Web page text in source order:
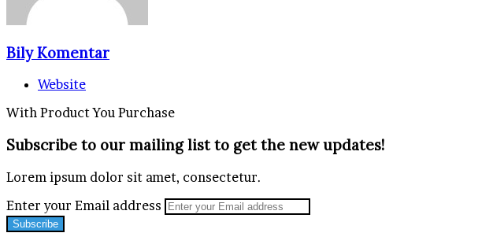
Bily Komentar
Website
With Product You Purchase
Subscribe to our mailing list to get the new updates!
Lorem ipsum dolor sit amet, consectetur.
Enter your Email address